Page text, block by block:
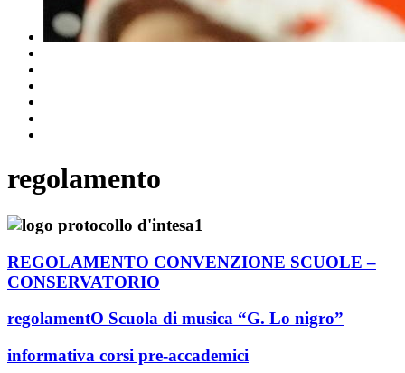
regolamento
REGOLAMENTO CONVENZIONE SCUOLE –
CONSERVATORIO
regolamentO Scuola di musica “G. Lo nigro”
informativa corsi pre-accademici